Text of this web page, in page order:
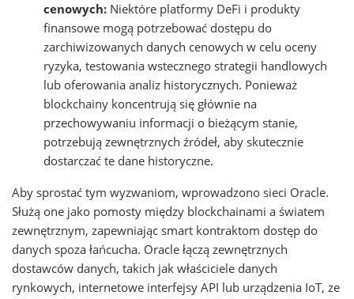
cenowych: Niektóre platformy DeFi i produkty
finansowe mogą potrzebować dostępu do
zarchiwizowanych danych cenowych w celu oceny
ryzyka, testowania wstecznego strategii handlowych
lub oferowania analiz historycznych. Ponieważ
blockchainy koncentrują się głównie na
przechowywaniu informacji o bieżącym stanie,
potrzebują zewnętrznych źródeł, aby skutecznie
dostarczać te dane historyczne.
Aby sprostać tym wyzwaniom, wprowadzono sieci Oracle.
Służą one jako pomosty między blockchainami a światem
zewnętrznym, zapewniając smart kontraktom dostęp do
danych spoza łańcucha. Oracle łączą zewnętrznych
dostawców danych, takich jak właściciele danych
rynkowych, internetowe interfejsy API lub urządzenia IoT, ze